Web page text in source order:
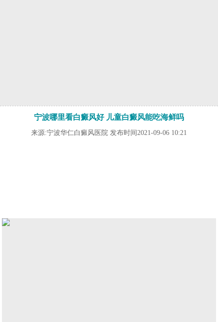
宁波哪里看白癜风好 儿童白癜风能吃海鲜吗
来源:宁波华仁白癜风医院 发布时间2021-09-06 10:21